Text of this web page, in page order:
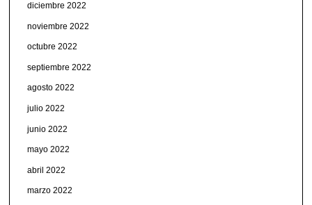
diciembre 2022
noviembre 2022
octubre 2022
septiembre 2022
agosto 2022
julio 2022
junio 2022
mayo 2022
abril 2022
marzo 2022